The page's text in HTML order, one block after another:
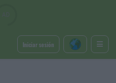
Iniciar sesión